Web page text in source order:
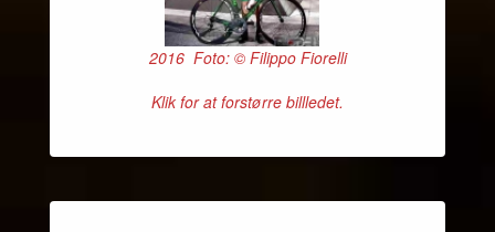
2016 Foto: © Filippo Fiorelli
Klik for at forstørre billledet.